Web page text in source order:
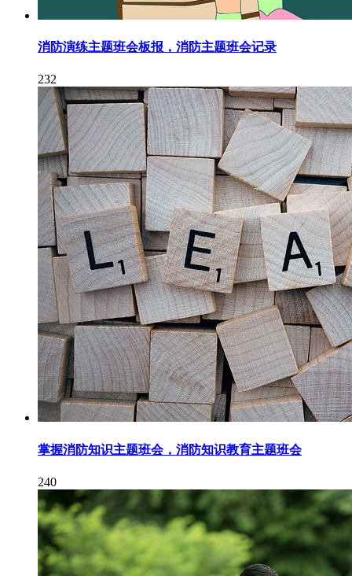
消防演练主题班会板报，消防主题班会记录
232
掌握消防知识主题班会，消防知识教育主题班会
240